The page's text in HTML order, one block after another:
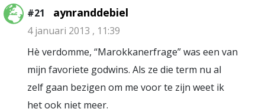
#21 aynranddebiel
4 januari 2013 , 11:39
Hè verdomme, “Marokkanerfrage” was een van
mijn favoriete godwins. Als ze die term nu al
zelf gaan bezigen om me voor te zijn weet ik
het ook niet meer.